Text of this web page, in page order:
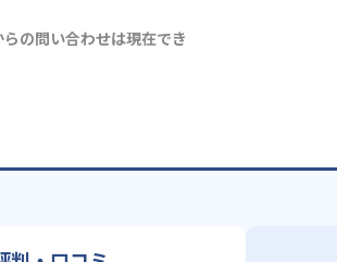
の問い合わせは現在でき